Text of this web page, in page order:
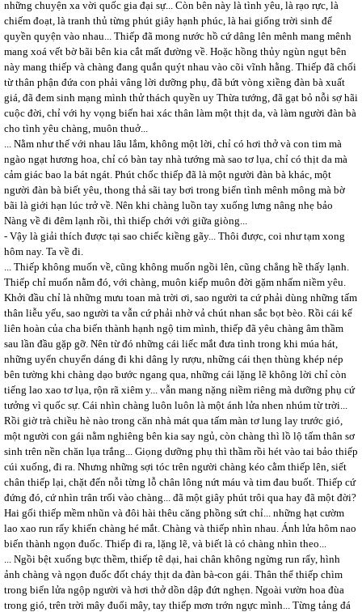
những chuyện xa vời quốc gia đại sự... Còn bên này là tình yêu, là rạo rực, là
chiếm đoạt, là tranh thủ từng phút giây hạnh phúc, là hai giống trời sinh để
quyền quyện vào nhau... Thiếp đã mong nước hồ cứ dâng lên mênh mang mênh
mang xoá vết bờ bãi bên kia cắt mất đường về. Hoặc hồng thủy ngùn ngụt bên
này mang thiếp và chàng đang quắn quýt nhau vào cõi vĩnh hằng. Thiếp đã chối
từ thân phận đứa con phải vâng lời dưỡng phụ, đã bứt vòng xiềng đàn bà xuất
giá, đã đem sinh mạng mình thử thách quyền uy Thừa tướng, đã gạt bỏ nỗi sợ hãi
cuộc đời, chỉ với hy vọng biến hai xác thân làm một thịt da, và làm người đàn bà
cho tình yêu chàng, muôn thuở...
... Nằm như thế với nhau lâu lắm, không một lời, chỉ có hơi thở và con tim mà
ngào ngạt hương hoa, chỉ có bàn tay nhà tướng mà sao tơ lụa, chỉ có thịt da mà
cảm giác bao la bát ngát. Phút chốc thiếp đã là một người đàn bà khác, một
người đàn bà biết yêu, thong thả sãi tay bơi trong biển tình mênh mông mà bờ
bãi là giới hạn lúc trở về. Nên khi chàng luồn tay xuống lưng nâng nhẹ bảo
Nàng về đi đêm lạnh rồi, thì thiếp chới với giữa giòng...
- Vậy là giải thích được tại sao chiếc kiềng gãy... Thôi được, coi như tạm xong
hôm nay. Ta về đi.
... Thiếp không muốn về, cũng không muốn ngồi lên, cũng chẳng hề thấy lạnh.
Thiếp chỉ muốn nằm đó, với chàng, muôn kiếp muôn đời gặm nhấm niềm yêu.
Khởi đầu chỉ là những mưu toan mà trời ơi, sao người ta cứ phải dùng những tấm
thân liễu yếu, sao người ta vẫn cứ phải nhờ vả chút nhan sắc bọt bèo. Rồi cái kế
liên hoàn của cha biến thành hạnh ngộ tim mình, thiếp đã yêu chàng âm thầm
sau lần đầu gặp gỡ. Nên từ đó những cái liếc mắt đưa tình trong khi múa hát,
những uyển chuyển dáng đi khi dâng ly rượu, những cái thẹn thùng khép nép
bên tường khi chàng dạo bước ngang qua, những cái lặng lẽ không lời chỉ còn
tiếng lao xao tơ lụa, rộn rã xiêm y... vẫn mang nặng niềm riêng mà dưỡng phụ cứ
tưởng vì quốc sự. Cái nhìn chàng luôn luôn là một ánh lửa nhen nhúm từ trời...
Rồi giờ trà chiều hè nào trong căn nhà mát qua tấm màn tơ lung lay trước gió,
một người con gái nằm nghiêng bên kia say ngủ, còn chàng thì lồ lộ tấm thân sơ
sinh trên nền chăn lụa trắng... Giọng dưỡng phụ thì thầm rồi hét vào tai bảo thiếp
cúi xuống, đi ra. Nhưng những sợi tóc trên người chàng kéo cằm thiếp lên, siết
chân thiếp lại, chặt đến nỗi từng lỗ chân lông nứt máu và tim đau buốt. Thiếp cứ
đứng đó, cứ nhìn trân trối vào chàng... đã một giây phút trôi qua hay đã một đời?
Hai gối thiếp mềm nhũn và đôi hài thêu căng phồng sứt chỉ... những hạt cườm
lao xao run rẩy khiến chàng hé mắt. Chàng và thiếp nhìn nhau. Ánh lửa hôm nao
biến thành ngọn đuốc. Thiếp đi ra, lặng lẽ, và biết là có chàng nhìn theo...
... Ngồi bệt xuống bực thềm, thiếp tê dại, hai chân không ngừng run rẩy, hình
ảnh chàng và ngọn đuốc đốt cháy thịt da đàn bà-con gái. Thân thể thiếp chìm
trong biển lửa ngộp người và hơi thở dồn dập đứt nghẹn. Ngoài vườn hoa đùa
trong gió, trên trời mây đuổi mây, tay thiếp mơn trớn ngực mình... Từng tảng đá